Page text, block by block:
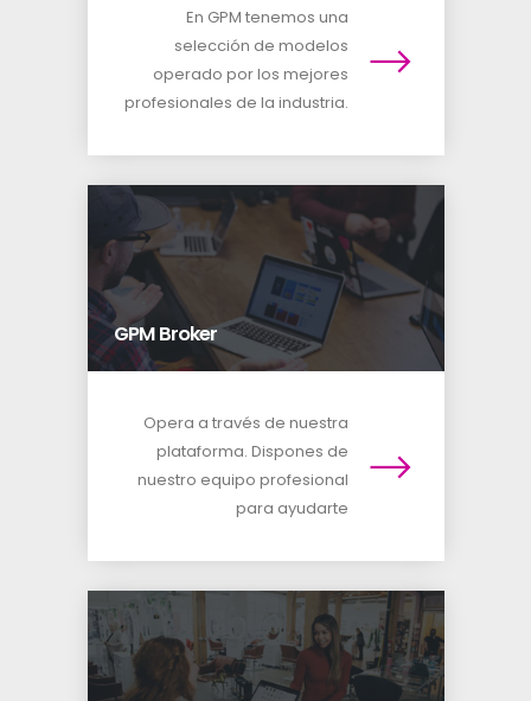
En GPM tenemos una
selección de modelos
operado por los mejores
profesionales de la industria.
GPM Broker
Opera a través de nuestra
plataforma. Dispones de
nuestro equipo profesional
para ayudarte